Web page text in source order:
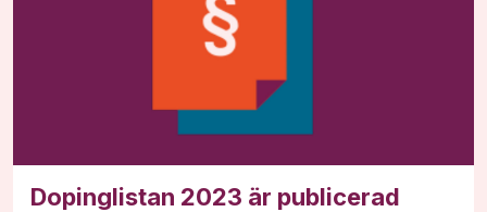
Dopinglistan 2023 är publicerad